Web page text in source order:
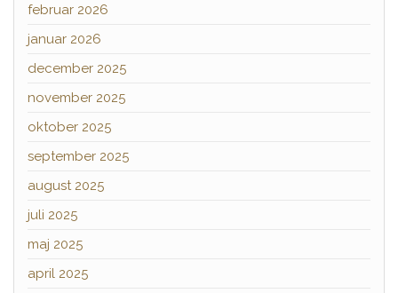
februar 2026
januar 2026
december 2025
november 2025
oktober 2025
september 2025
august 2025
juli 2025
maj 2025
april 2025